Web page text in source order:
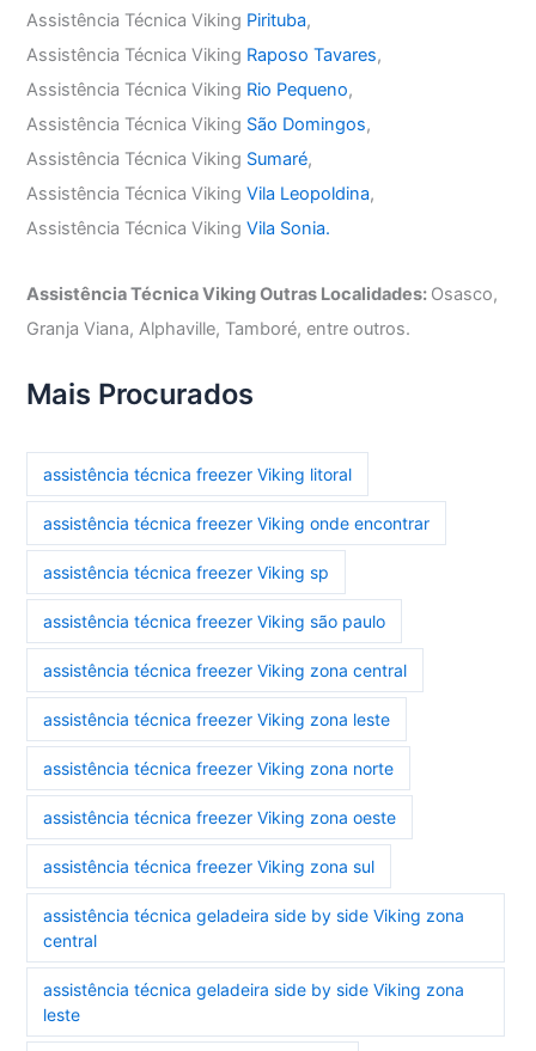
Assistência Técnica Viking Pirituba,
Assistência Técnica Viking Raposo Tavares,
Assistência Técnica Viking Rio Pequeno,
Assistência Técnica Viking São Domingos,
Assistência Técnica Viking Sumaré,
Assistência Técnica VikingVila Leopoldina,
Assistência Técnica VikingVila Sonia.
Assistência Técnica Viking Outras Localidades: Osasco,
Granja Viana, Alphaville, Tamboré, entre outros.
Mais Procurados
assistência técnica freezer Viking litoral
assistência técnica freezer Viking onde encontrar
assistência técnica freezer Viking sp
assistência técnica freezer Viking são paulo
assistência técnica freezer Viking zona central
assistência técnica freezer Viking zona leste
assistência técnica freezer Viking zona norte
assistência técnica freezer Viking zona oeste
assistência técnica freezer Viking zona sul
assistência técnica geladeira side by side Viking zona
central
assistência técnica geladeira side by side Viking zona
leste